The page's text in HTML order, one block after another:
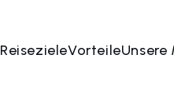
ReisezieleVorteileUnsere